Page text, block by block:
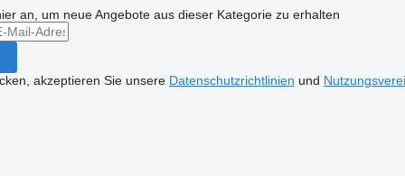
an, um neue Angebote aus dieser Kategorie zu erhalten
akzeptieren Sie unsere Datenschutzrichtlinien und